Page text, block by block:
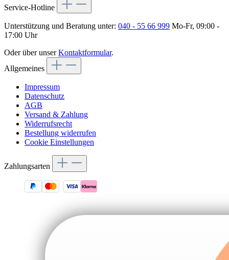
Service-Hotline
Unterstützung und Beratung unter: 040 - 55 66 999 Mo-Fr, 09:00 -
17:00 Uhr
Oder über unserKontaktformular.
Allgemeines
Impressum
Datenschutz
AGB
Versand & Zahlung
Widerrufsrecht
Bestellung widerrufen
Cookie Einstellungen
Zahlungsarten